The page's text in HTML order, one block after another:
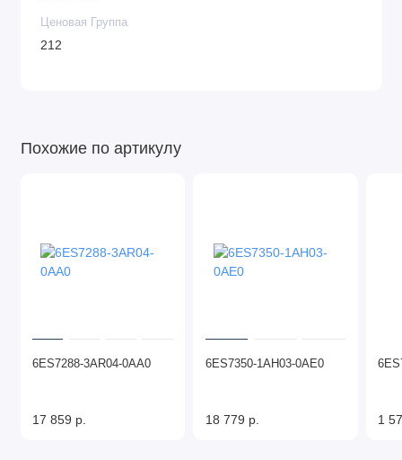
Ценовая Группа
212
Похожие по артикулу
6ES7288-3AR04-0AA0
17 859 р.
6ES7350-1AH03-0AE0
18 779 р. 1